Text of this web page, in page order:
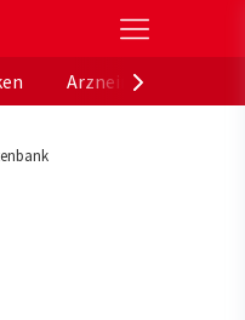
Gesundheitsportal der